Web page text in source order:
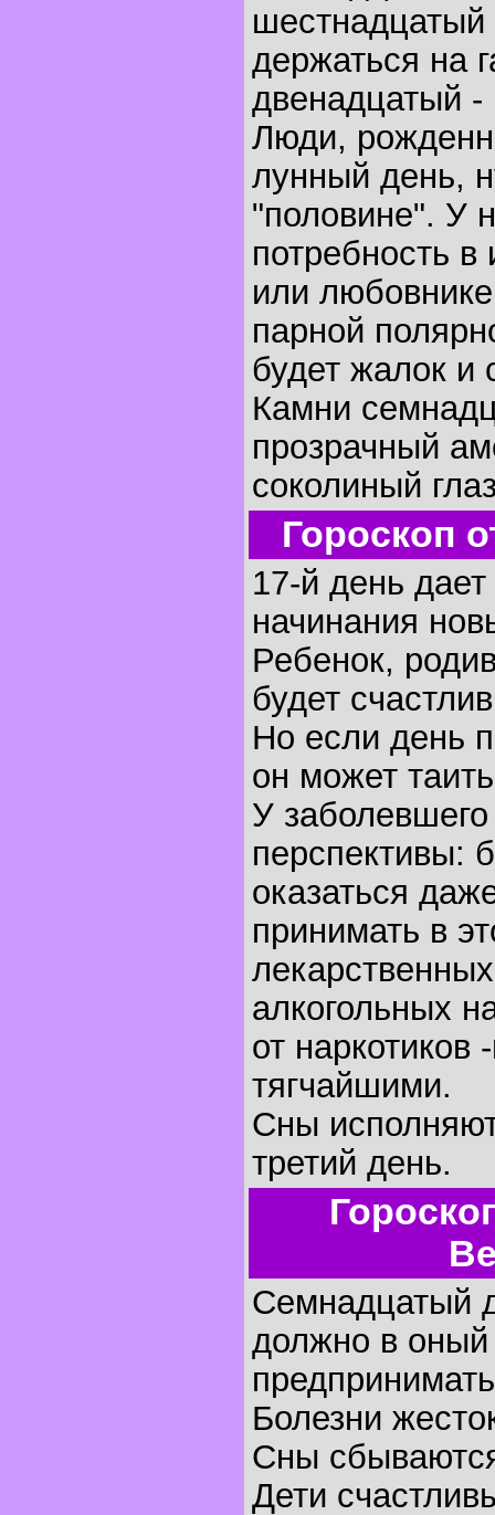
шестнадцатый
держаться на
двенадцатый
Люди,
лунный день,
"половине". У
потребность в
или
парной
будет жалок и
Камни
прозрачный
соколиный
Гороскоп
17-й день
начинания
Ребенок,
будет
Но если день
он может
У
перспективы:
оказаться
принимать в
алкогольных
от наркотиков
тягчайшими.
Сны
третий день.
Семнадцатый
должно в оный
Болезни
Сны
Дети